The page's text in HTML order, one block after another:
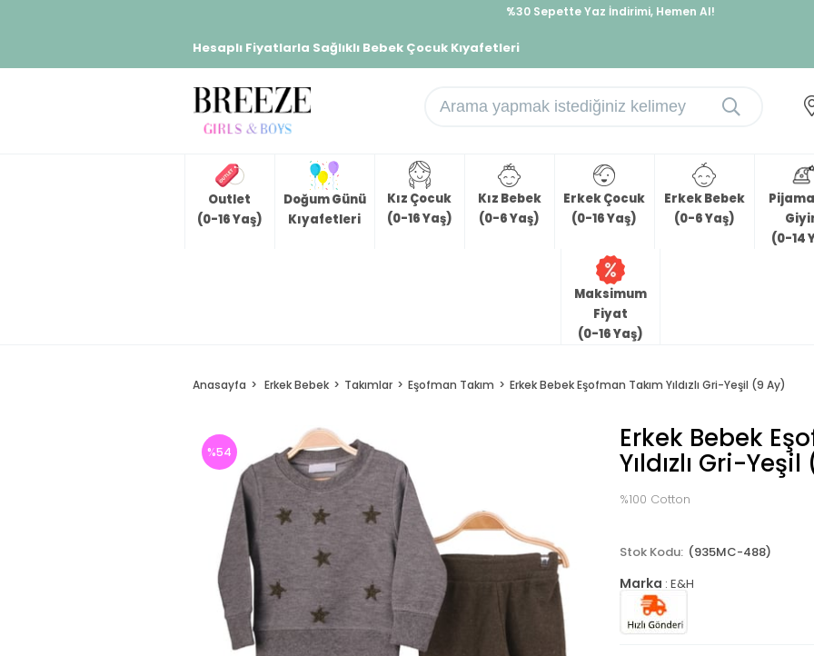
%30 Sepette Yaz İndirimi, Hemen Al!
Hesaplı Fiyatlarla Sağlıklı Bebek Çocuk Kıyafetleri
Outlet
(0-16 Yaş)
Doğum Günü
Kıyafetleri
Kız Çocuk
(0-16 Yaş)
Kız Bebek
(0-6 Yaş)
Erkek Çocuk
(0-16 Yaş)
Erkek Bebek
(0-6 Yaş)
(0-14
Maksimum
Fiyat
(0-16 Yaş)
Anasayfa Erkek Bebek Takımlar Eşofman Takım Erkek Bebek Eşofman Takım Yıldızlı Gri-Yeşil (9 Ay)
%54
İndirim
Erkek Bebek
Yıldızlı Gri-
%100 Cotton
(935MC-488)
Marka : E&H